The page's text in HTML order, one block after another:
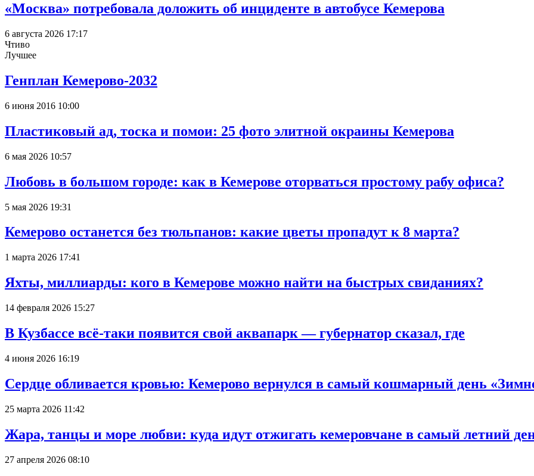
«Москва» потребовала доложить об инциденте в автобусе Кемерова
6 августа 2026 17:17
Чтиво
Лучшее
Генплан Кемерово-2032
6 июня 2016 10:00
Пластиковый ад, тоска и помои: 25 фото элитной окраины Кемерова
6 мая 2026 10:57
Любовь в большом городе: как в Кемерове оторваться простому рабу офиса?
5 мая 2026 19:31
Кемерово останется без тюльпанов: какие цветы пропадут к 8 марта?
1 марта 2026 17:41
Яхты, миллиарды: кого в Кемерове можно найти на быстрых свиданиях?
14 февраля 2026 15:27
В Кузбассе всё-таки появится свой аквапарк — губернатор сказал, где
4 июня 2026 16:19
Сердце обливается кровью: Кемерово вернулся в самый кошмарный день
25 марта 2026 11:42
Жара, танцы и море любви: куда идут отжигать кемеровчане в самый летний
27 апреля 2026 08:10